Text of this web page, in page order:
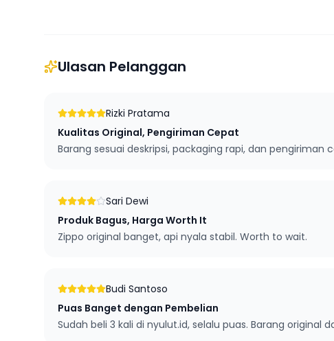
Ulasan Pelanggan
Rizki Pratama
Kualitas Original, Pengiriman Cepat
Barang sesuai deskripsi, packaging rapi, dan pengiriman
Sari Dewi
Produk Bagus, Harga Worth It
Zippo original banget, api nyala stabil. Worth to wait.
Budi Santoso
Puas Banget dengan Pembelian
Sudah beli 3 kali di nyulut.id, selalu puas. Barang original